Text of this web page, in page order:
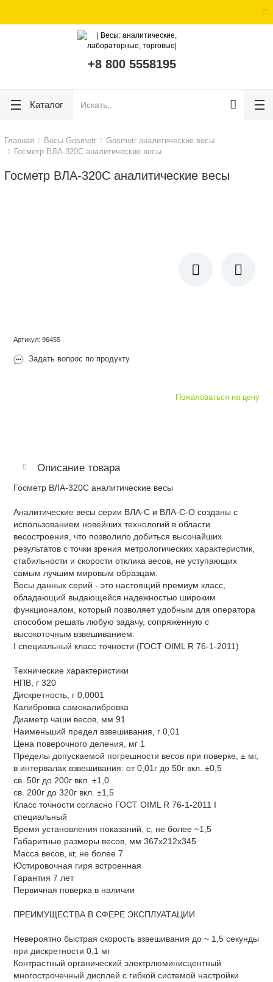
+8 800 5558195
Каталог
Главная Весы Gosmetr
Gosmetr аналитические весы
Госметр ВЛА-320С аналитические весы
Госметр ВЛА-320С аналитические весы
Артикул: 96455
Задать вопрос по продукту
Пожаловаться на цену
Описание товара
Госметр ВЛА-320С аналитические весы
Аналитические весы серии ВЛА-С и ВЛА-С-О созданы с
использованием новейших технологий в области
весостроения, что позволило добиться высочайших
результатов с точки зрения метрологических характеристик,
стабильности и скорости отклика весов, не уступающих
самым лучшим мировым образцам.
Весы данных серий - это настоящий премиум класс,
обладающий выдающейся надежностью широким
функционалом, который позволяет удобным для оператора
способом решать любую задачу, сопряженную с
высокоточным взвешиванием.
I специальный класс точности (ГОСТ OIML R 76-1-2011)
Технические характеристики
НПВ, г 320
Дискретность, г 0,0001
Калибровка самокалибровка
Диаметр чаши весов, мм 91
Наименьший предел взвешивания, г 0,01
Цена поверочного деления, мг 1
Пределы допускаемой погрешности весов при поверке, ± мг,
в интервалах взвешивания: от 0,01г до 50г вкл. ±0,5
св. 50г до 200г вкл. ±1,0
св. 200г до 320г вкл. ±1,5
Класс точности согласно ГОСТ OIML R 76-1-2011 I
специальный
Время установления показаний, с, не более ~1,5
Габаритные размеры весов, мм 367х212х345
Масса весов, кг, не более 7
Юстировочная гиря встроенная
Гарантия 7 лет
Первичная поверка в наличии
ПРЕИМУЩЕСТВА В СФЕРЕ ЭКСПЛУАТАЦИИ
Невероятно быстрая скорость взвешивания до ~ 1,5 секунды
при дискретности 0,1 мг
Контрастный органический электрлюминисцентный
многострочечный дисплей с гибкой системой настройки